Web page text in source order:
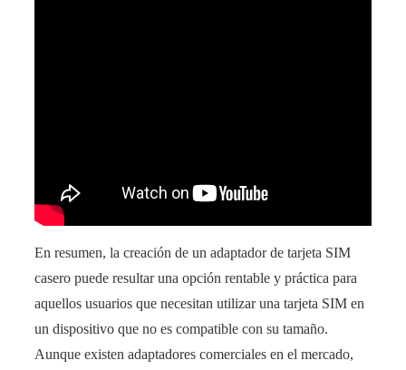
En resumen, la creación de un adaptador de tarjeta SIM
casero puede resultar una opción rentable y práctica para
aquellos usuarios que necesitan utilizar una tarjeta SIM en
un dispositivo que no es compatible con su tamaño.
Aunque existen adaptadores comerciales en el mercado,